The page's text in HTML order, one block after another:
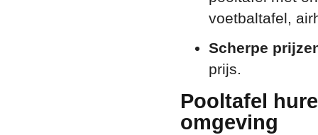
voetbaltafel,
Scherpe
prijs.
Pooltafel
omgeving